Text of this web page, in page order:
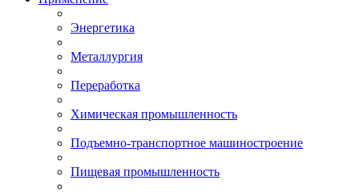
Энергетика
Металлургия
Переработка
Химическая промышленность
Подъемно-транспортное машиностроение
Пищевая промышленность